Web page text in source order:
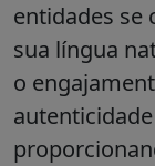
entidades se
sua língua
o